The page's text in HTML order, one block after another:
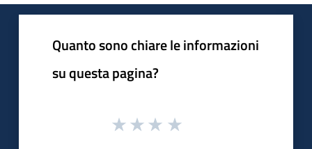
Quanto sono chiare le informazioni
su questa pagina?